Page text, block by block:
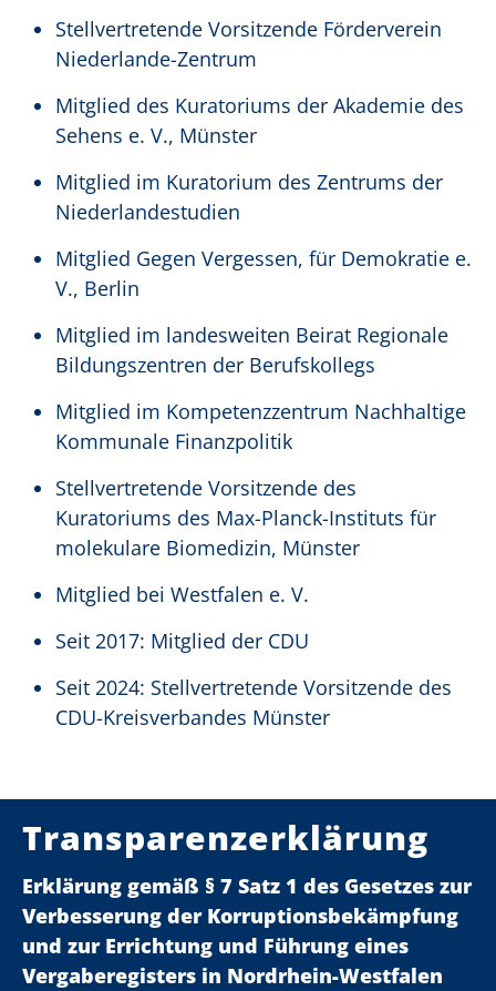
Stellvertretende Vorsitzende Förderverein
Niederlande-Zentrum
Mitglied des Kuratoriums der Akademie des
Sehens e. V., Münster
Mitglied im Kuratorium des Zentrums der
Niederlandestudien
Mitglied Gegen Vergessen, für Demokratie e.
V., Berlin
Mitglied im landesweiten Beirat Regionale
Bildungszentren der Berufskollegs
Mitglied im Kompetenzzentrum Nachhaltige
Kommunale Finanzpolitik
Stellvertretende Vorsitzende des
Kuratoriums des Max-Planck-Instituts für
molekulare Biomedizin, Münster
Mitglied bei Westfalen e. V.
Seit 2017: Mitglied der CDU
Seit 2024: Stellvertretende Vorsitzende des
CDU-Kreisverbandes Münster
Transparenzerklärung
Erklärung gemäß § 7 Satz 1 des Gesetzes zur
Verbesserung der Korruptionsbekämpfung
und zur Errichtung und Führung eines
Vergaberegisters in Nordrhein-Westfalen